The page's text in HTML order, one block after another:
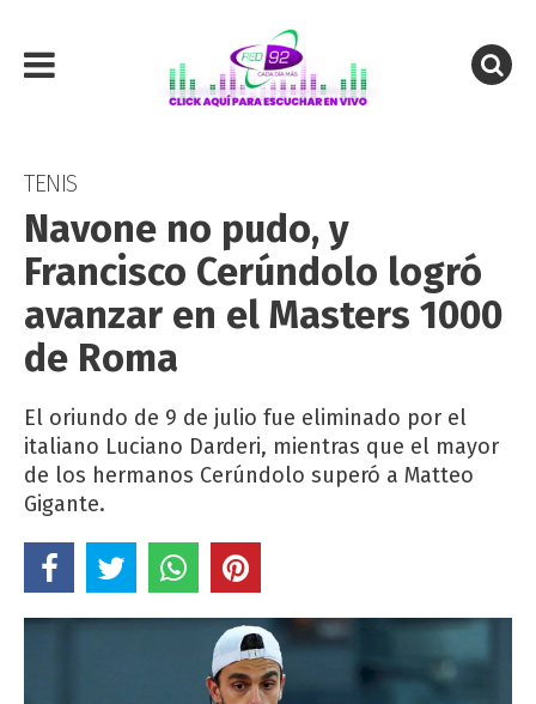
TENIS
Navone no pudo, y
Francisco Cerúndolo logró
avanzar en el Masters 1000
de Roma
El oriundo de 9 de julio fue eliminado por el
italiano Luciano Darderi, mientras que el mayor
de los hermanos Cerúndolo superó a Matteo
Gigante.